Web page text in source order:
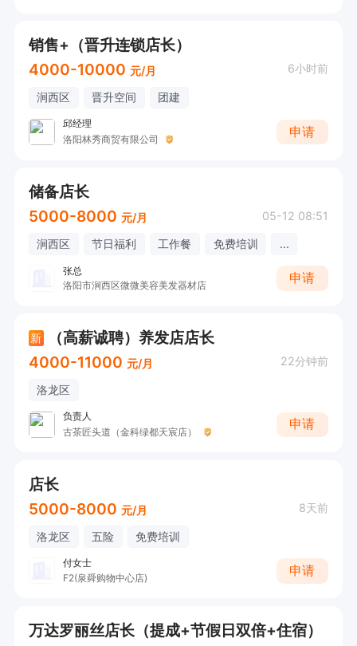
销售+（晋升连锁店长）
4000-10000 元/月 6小时前
涧西区 晋升空间 团建
邱经理
洛阳林秀商贸有限公司
申请
储备店长
5000-8000 元/月 05-12 08:51
涧西区 节日福利 工作餐 免费培训 ...
张总
洛阳市涧西区微微美容美发器材店
申请
新
（高薪诚聘）养发店店长
4000-11000 元/月 22分钟前
洛龙区
负责人
古茶匠头道（金科绿都天宸店）
申请
店长
5000-8000 元/月 8天前
洛龙区 五险 免费培训
付女士
F2(泉舜购物中心店)
申请
万达罗丽丝店长（提成+节假日双倍+住宿）